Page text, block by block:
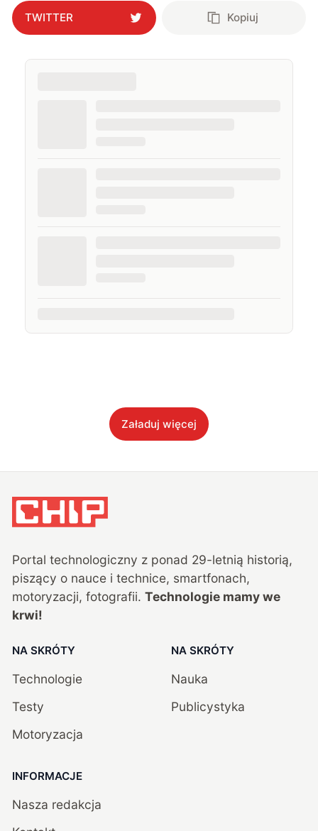
TWITTER Kopiuj
Załaduj więcej
Portal technologiczny z ponad 29-letnią historią,
piszący o nauce i technice, smartfonach,
motoryzacji, fotografii. Technologie mamy we
krwi!
NA SKRÓTY
Technologie
Testy
Motoryzacja
NA SKRÓTY
Nauka
Publicystyka
INFORMACJE
Nasza redakcja